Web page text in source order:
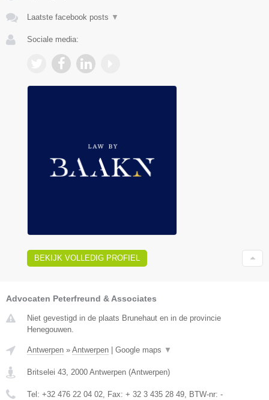
Laatste facebook posts ▼
Sociale media:
BEKIJK VOLLEDIG PROFIEL
Advocaten Peterfreund & Associates
Niet gevestigd in de plaats Brunehaut en in de provincie
Henegouwen.
Antwerpen » Antwerpen Google maps ▼
Britselei 43, 2000 Antwerpen (Antwerpen)
Tel: +32 476 22 04 02, Fax: + 32 3 435 28 49, BTW-nr: -